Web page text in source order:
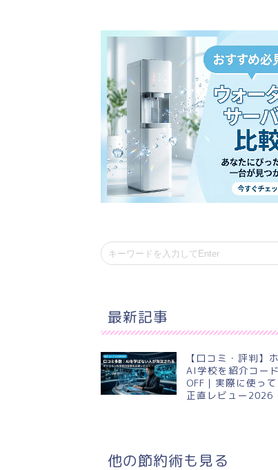
最新記事
【口コミ・評判】
AI学校を紹介コー
OFF｜実際に使っ
正直レビュー2026
他の節約術も見る